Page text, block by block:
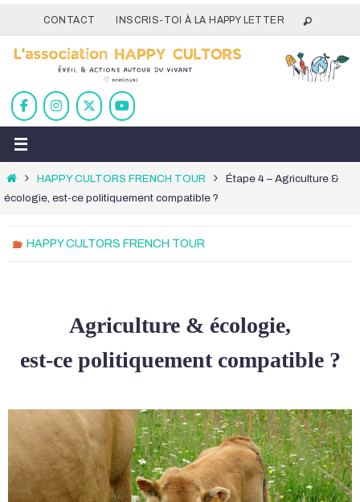
vers
contenu
CONTACT INSCRIS-TOI À LA HAPPY LETTER
HomeHAPPY CULTORS FRENCH TOUR
Étape 4 – Agriculture &
écologie, est-ce politiquement compatible ?
HAPPY CULTORS FRENCH TOUR
Agriculture & écologie,
est-ce politiquement compatible ?